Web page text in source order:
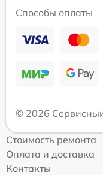
Способы оплаты
© 2026
Стоимость ремонта
Оплата и доставка
Контакты